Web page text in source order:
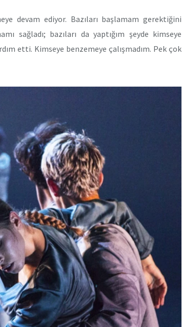
devam ediyor. Bazıları başlamam gerektiğini
sağladı; bazıları da yaptığım şeyde kimseye
etti. Kimseye benzemeye çalışmadım. Pek çok